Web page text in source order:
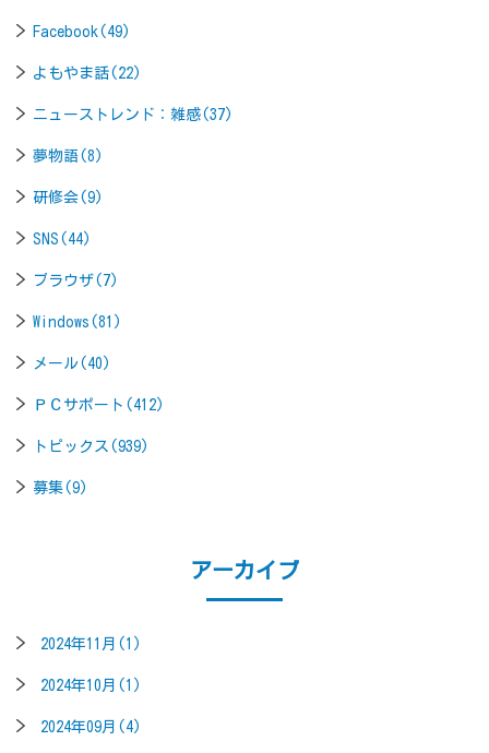
Facebook(49)
よもやま話(22)
ニューストレンド：雑感(37)
夢物語(8)
研修会(9)
SNS(44)
ブラウザ(7)
Windows(81)
メール(40)
ＰＣサポート(412)
トピックス(939)
募集(9)
アーカイブ
2024年11月(1)
2024年10月(1)
2024年09月(4)